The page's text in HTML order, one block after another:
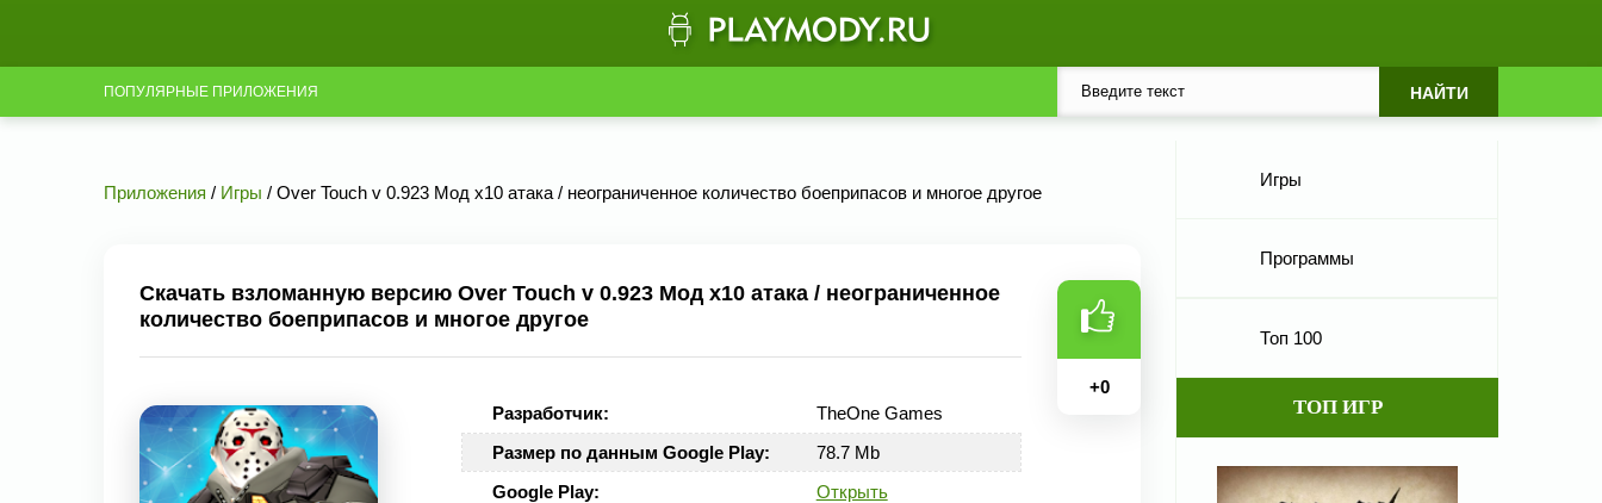
ПОПУЛЯРНЫЕ ПРИЛОЖЕНИЯ
Приложения / Игры / Over Touch v 0.923 Мод х10 атака / неограниченное количество боеприпасов и многое другое
Скачать взломанную версию Over Touch v 0.923 Мод х10 атака / неограниченное
количество боеприпасов и многое другое
Разработчик:
TheOne Games
Размер по данным Google Play:
78.7 Mb
Google Play:
Открыть
+0
Игры
Программы
Топ 100
ТОП ИГР